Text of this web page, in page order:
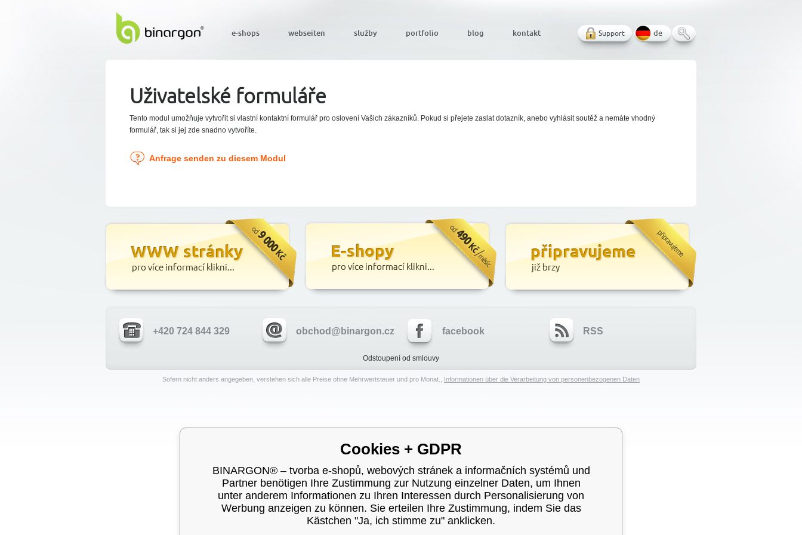
Uživatelské formuláře
Tento modul umožňuje vytvořit si vlastní kontaktní formulář pro oslovení Vašich zákazníků. Pokud si přejete zaslat dotazník, anebo vyhlásit soutěž a nemáte vhodný
formulář, tak si jej zde snadno vytvoříte.
Anfrage senden zu diesem Modul
+420 724 844 329 obchod@binargon.cz facebook RSS
Odstoupení od smlouvy
Sofern nicht anders angegeben, verstehen sich alle Preise ohne Mehrwertsteuer und pro Monat., Informationen über die Verarbeitung von personenbezogenen Daten
e-shops webseiten služby portfolio blog kontakt Support de
Cookies + GDPR
BINARGON® – tvorba e-shopů, webových stránek a informačních systémů und
Partner benötigen Ihre Zustimmung zur Nutzung einzelner Daten, um Ihnen
unter anderem Informationen zu Ihren Interessen durch Personalisierung von
Werbung anzeigen zu können. Sie erteilen Ihre Zustimmung, indem Sie das
Kästchen "Ja, ich stimme zu" anklicken.